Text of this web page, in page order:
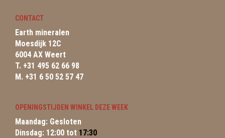
CONTACT
Earth mineralen
Moesdijk 12C
6004 AX Weert
T. +31 495 62 66 98
M. +31 6 50 52 57 47
OPENINGSTIJDEN WINKEL DEZE WEEK
Maandag: Gesloten
Dinsdag: 12:00 tot 17:30